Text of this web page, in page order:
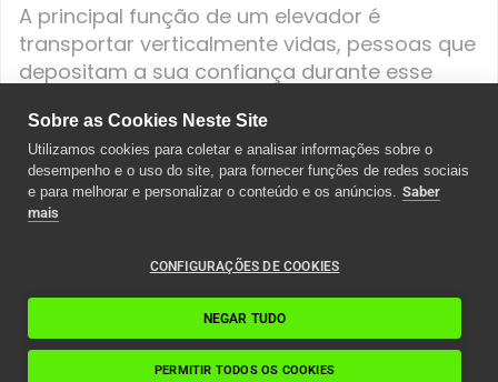
A principal função de um elevador é
transportar verticalmente vidas, pessoas que
depositam a sua confiança durante esse
Nova instalação
Se procura uma nova instalação de
elevadores, somos a sua melhor escolha.
A nossa equipa de especialistas combina na
perfeição design e desempenho para lhe
Sobre as Cookies Neste Site
Utilizamos cookies para coletar e analisar informações sobre o
desempenho e o uso do site, para fornecer funções de redes sociais
e para melhorar e personalizar o conteúdo e os anúncios. Saber
mais
CONFIGURAÇÕES DE COOKIES
NEGAR TUDO
PERMITIR TODOS OS COOKIES